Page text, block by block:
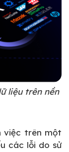
liệu trên nền
việc trên một
các lỗi do sử